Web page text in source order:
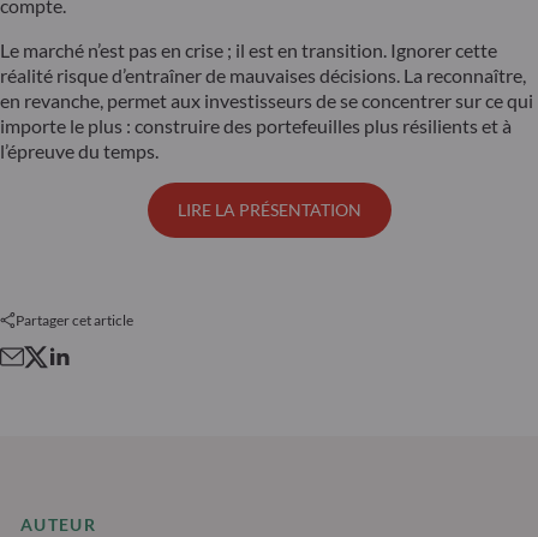
compte.
Le marché n’est pas en crise ; il est en transition. Ignorer cette
réalité risque d’entraîner de mauvaises décisions. La reconnaître,
en revanche, permet aux investisseurs de se concentrer sur ce qui
importe le plus : construire des portefeuilles plus résilients et à
l’épreuve du temps.
LIRE LA PRÉSENTATION
Partager cet article
AUTEUR